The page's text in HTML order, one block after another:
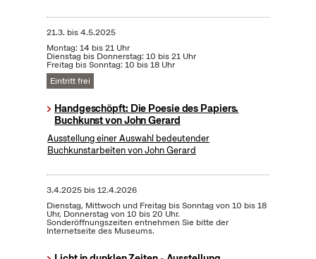
21.3. bis4.5.2025
Montag: 14 bis 21 Uhr
Dienstag bis Donnerstag: 10 bis 21 Uhr
Freitag bis Sonntag: 10 bis 18 Uhr
Eintritt frei
Handgeschöpft: Die Poesie des Papiers.
Buchkunst von John Gerard
Ausstellung einer Auswahl bedeutender
Buchkunstarbeiten von John Gerard
3.4.2025bis12.4.2026
Dienstag, Mittwoch und Freitag bis Sonntag von 10 bis 18
Uhr, Donnerstag von 10 bis 20 Uhr.
Sonderöffnungszeiten entnehmen Sie bitte der
Internetseite des Museums.